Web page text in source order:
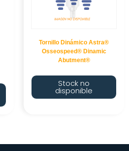
Tornillo Dinámico Astra®
Osseospeed® Dinamic
Abutment®
Stock no
disponible